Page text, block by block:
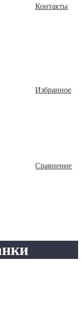
Контакты
Избранное
Сравнение